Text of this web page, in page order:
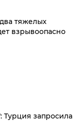
тяжелых
взрывоопасно
Турция запросила